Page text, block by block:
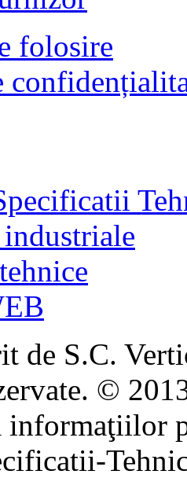
folosire
de S.C.
©
informaţiilor